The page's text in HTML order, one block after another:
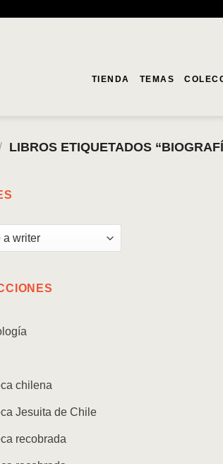
TIENDA TEMAS
LIBROS ETIQUETADOS
chilena
Jesuita de Chile
recobrada